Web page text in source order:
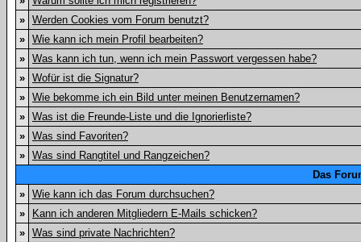
» Werden Cookies vom Forum benutzt?
» Wie kann ich mein Profil bearbeiten?
» Was kann ich tun, wenn ich mein Passwort vergessen habe?
» Wofür ist die Signatur?
» Wie bekomme ich ein Bild unter meinen Benutzernamen?
» Was ist die Freunde-Liste und die Ignorierliste?
» Was sind Favoriten?
» Was sind Rangtitel und Rangzeichen?
Das
» Wie kann ich das Forum durchsuchen?
»
Kann ich anderen Mitgliedern E-Mails schicken?
» Was sind private Nachrichten?